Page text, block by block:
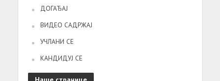
ДОГАЂАЈ
ВИДЕО САДРЖАЈ
УЧЛАНИ СЕ
КАНДИДУЈ СЕ